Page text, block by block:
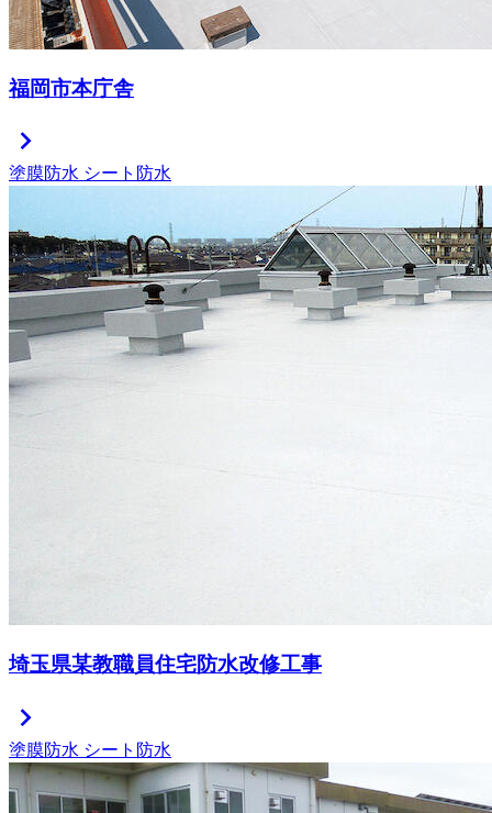
福岡市本庁舎
chevron_right
塗膜防水 シート防水
埼玉県某教職員住宅防水改修工事
chevron_right
塗膜防水 シート防水